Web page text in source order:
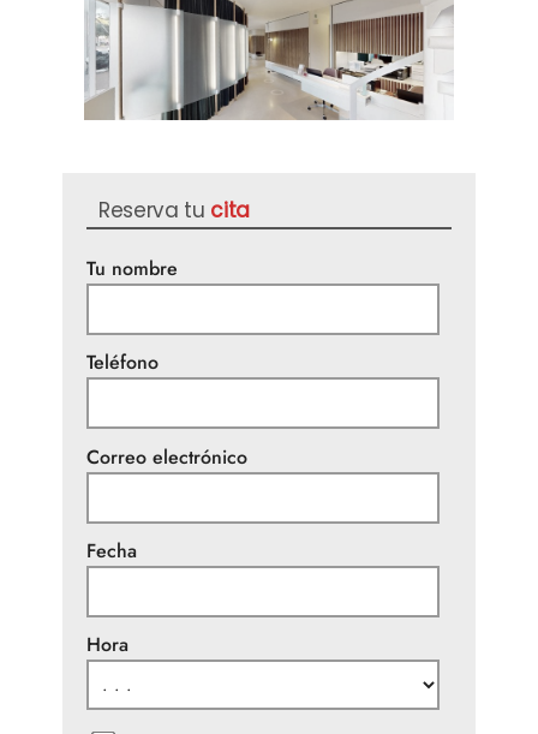
Reserva tu cita
Tu nombre
Teléfono
Correo electrónico
Fecha
Hora